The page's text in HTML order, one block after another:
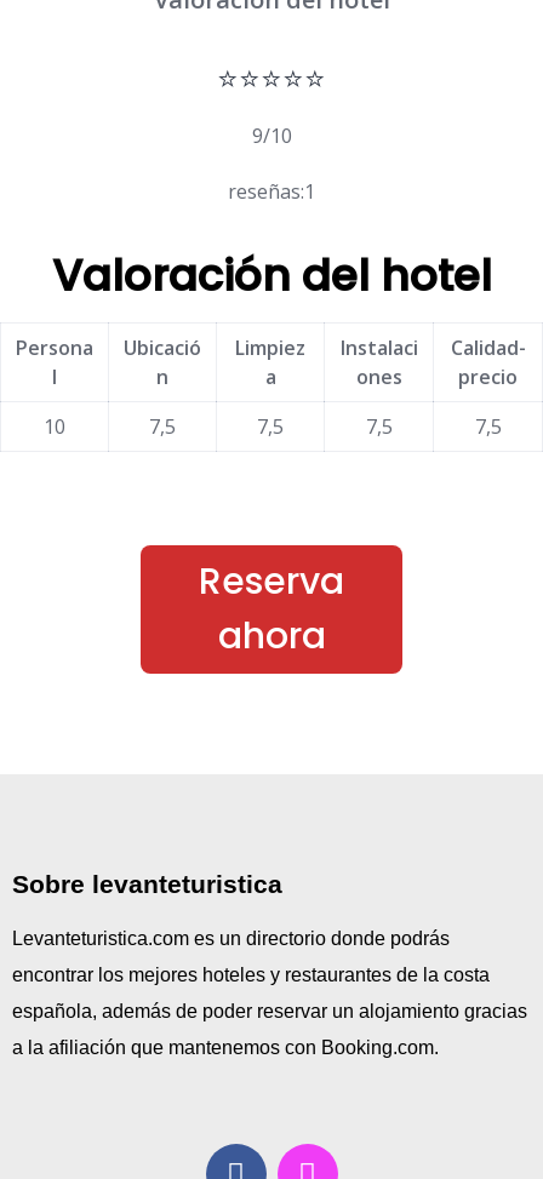
⭐⭐⭐⭐⭐
9/10
reseñas:1
Valoración del hotel
Persona
l
Ubicació
n
Limpiez
a
Instalaci
ones
Calidad-
precio
10
7,5 7,5 7,5 7,5
Reserva
ahora
Sobre levanteturistica
Levanteturistica.com es un directorio donde podrás
encontrar los mejores hoteles y restaurantes de la costa
española, además de poder reservar un alojamiento gracias
a la afiliación que mantenemos con Booking.com.